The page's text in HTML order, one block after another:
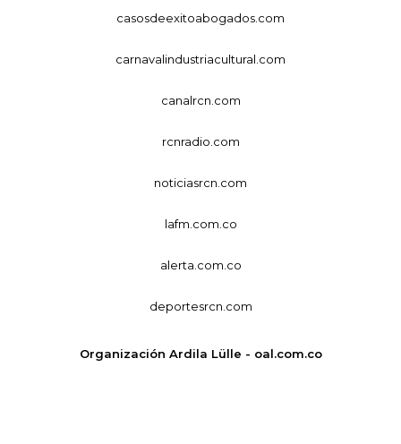
casosdeexitoabogados.com
carnavalindustriacultural.com
canalrcn.com
rcnradio.com
noticiasrcn.com
lafm.com.co
alerta.com.co
deportesrcn.com
Organización Ardila Lülle - oal.com.co